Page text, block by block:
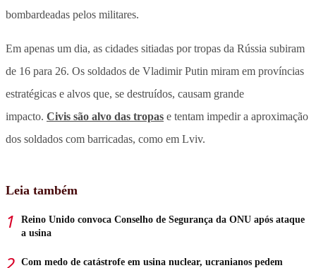
bombardeadas pelos militares.
Em apenas um dia, as cidades sitiadas por tropas da Rússia subiram
de 16 para 26. Os soldados de Vladimir Putin miram em províncias
estratégicas e alvos que, se destruídos, causam grande
impacto. Civis são alvo das tropas e tentam impedir a aproximação
dos soldados com barricadas, como em Lviv.
Leia também
Reino Unido convoca Conselho de Segurança da ONU após ataque
a usina
Com medo de catástrofe em usina nuclear, ucranianos pedem